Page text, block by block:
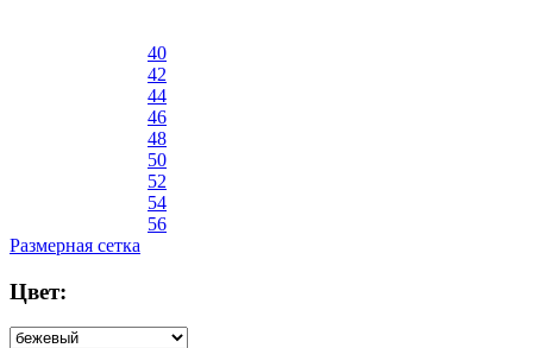
40
42
44
46
48
50
52
54
56
Размерная сетка
Цвет: